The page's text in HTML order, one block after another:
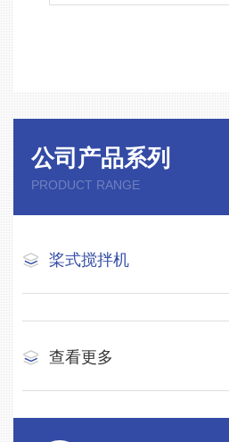
公司产品系列
PRODUCT RANGE
桨式搅拌机
查看更多